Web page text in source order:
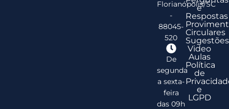
Florianópolis/SC
-
88045-
520
De
segunda
a sexta-
feira
das 09h
e
Respostas
Circulares
Sugestões
Video
Aulas
Política
de
e
LGPD